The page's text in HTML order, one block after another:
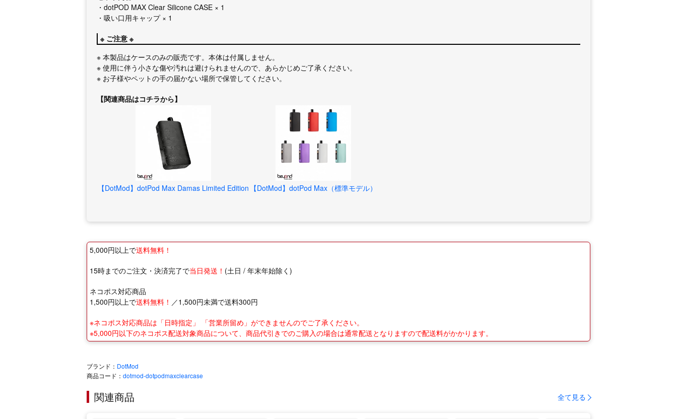
・dotPOD MAX Clear Silicone CASE × 1
・吸い口用キャップ × 1
※ ご注意 ※
※ 本製品はケースのみの販売です。本体は付属しません。
※ 使用に伴う小さな傷や汚れは避けられませんので、あらかじめご了承ください。
※ お子様やペットの手の届かない場所で保管してください。
【関連商品はコチラから】
【DotMod】dotPod Max Damas Limited Edition 【DotMod】dotPod Max（標準モデル）
5,000円以上で送料無料！
15時までのご注文・決済完了で当日発送！ (土日 / 年末年始除く)
ネコポス対応商品
1,500円以上で送料無料！ ／1,500円未満で送料300円
※ネコポス対応商品は「日時指定」 「営業所留め」ができませんのでご了承ください。
※5,000円以下のネコポス配送対象商品について、商品代引きでのご購入の場合は通常配送となりますので配送料がかかります。
ブランド： DotMod
商品コード： dotmod-dotpodmaxclearcase
関連商品 全て見る